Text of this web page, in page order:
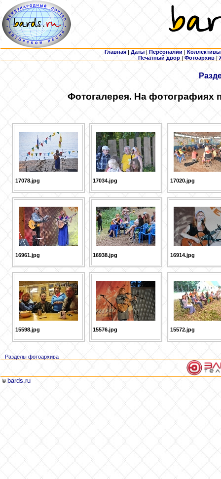
Главная | Даты | Персоналии | Коллективы
Печатный двор |Фотоархив |
Фотогалерея. На фотографиях
17078.jpg 17034.jpg 17020.jpg
16961.jpg 16938.jpg 16914.jpg
15598.jpg 15576.jpg 15572.jpg
Разделы фотоархива
© bards.ru